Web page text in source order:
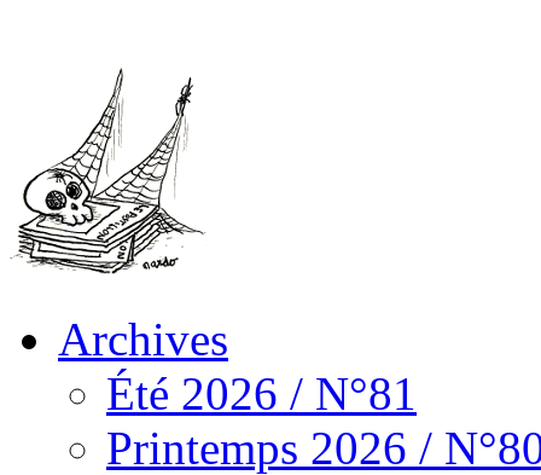
Archives
Été 2026 / N°81
Printemps 2026 /